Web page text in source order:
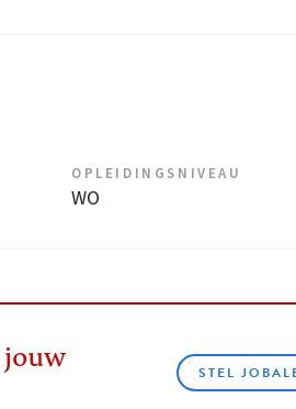
OPLEIDINGSNIVEAU
WO
jouw
STEL